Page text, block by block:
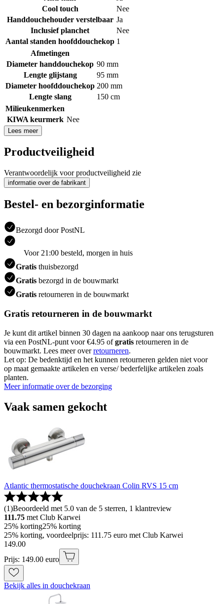
Cool touch
Nee
Handdouchehouder verstelbaar Ja
Inclusief planchet
Nee
Aantal standen hoofddouchekop 1
Afmetingen
Diameter handdouchekop 90 mm
Lengte glijstang
95 mm
Diameter hoofddouchekop 200 mm
Lengte slang
150 cm
Milieukenmerken
KIWA keurmerk Nee
Lees meer
Productveiligheid
Verantwoordelijk voor productveiligheid zie
informatie over de fabrikant
Bestel- en bezorginformatie
Bezorgd door PostNL
Voor 21:00 besteld, morgen in huis
Gratis thuisbezorgd
Gratis bezorgd in de bouwmarkt
Gratis retourneren in de bouwmarkt
Gratis retourneren in de bouwmarkt
Je kunt dit artikel binnen 30 dagen na aankoop naar ons terugsturen
via een PostNL-punt voor €4.95 ofgratis retourneren in de
bouwmarkt. Lees meer overretourneren.
Let op: De bedenktijd en het kunnen retourneren gelden niet voor
op maat gemaakte artikelen en verse/ bederfelijke artikelen zoals
planten.
Meer informatie over de bezorging
Vaak samen gekocht
Atlantic thermostatische douchekraan Colin RVS 15 cm
(1)Beoordeeld met 5.0 van de 5 sterren, 1 klantreview
111.75 met Club Karwei
25% korting25% korting
25% korting, voordeelprijs: 111.75 euro met Club Karwei
149.00
Prijs: 149.00 euro
Bekijk alles in douchekraan